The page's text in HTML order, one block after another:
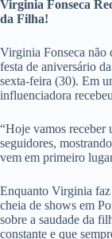
Virginia Fonseca
da Filha!
Virginia Fonseca não
festa de aniversário
sexta-feira (30). Em
influenciadora
“Hoje vamos receber
seguidores,
vem em primeiro
Enquanto Virginia faz
cheia de shows em
sobre a saudade da
constante e que